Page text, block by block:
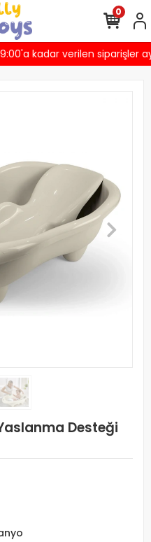
kadar verilen siparişler
0
Desteği